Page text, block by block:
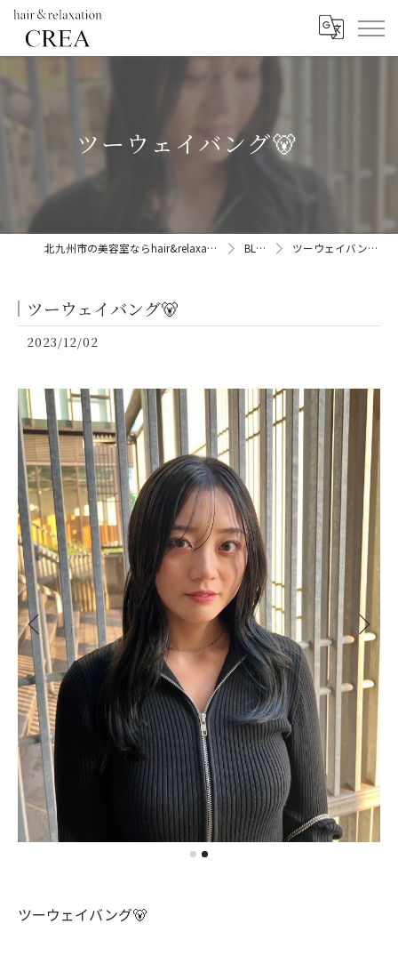
ツーウェイバング🐻
北九州市の美容室ならhair&relaxation CREA BLOG ツーウェイバング🐻
ツーウェイバング🐻
2023/12/02
ツーウェイバング🐻